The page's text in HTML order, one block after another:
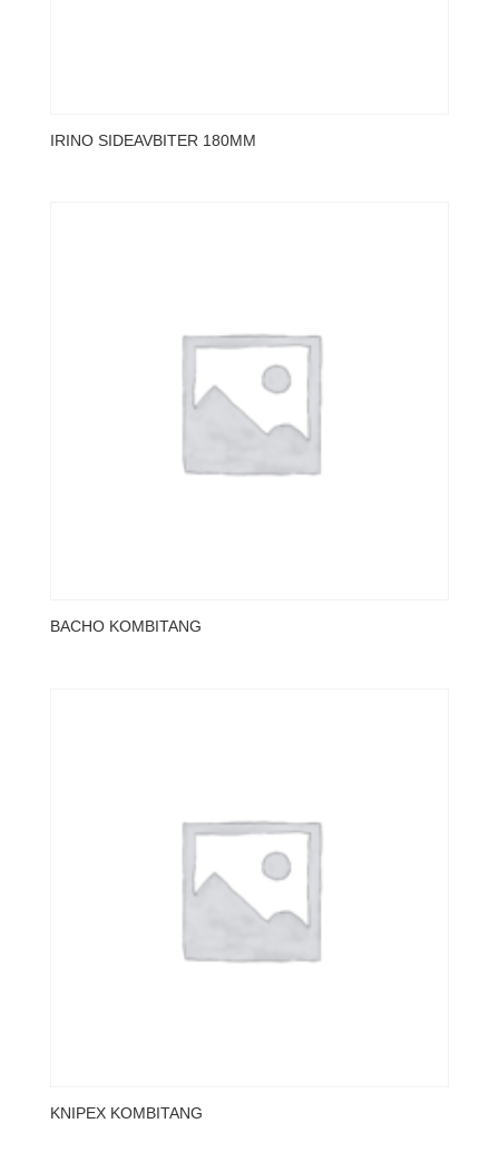
IRINO SIDEAVBITER 180MM
BACHO KOMBITANG
KNIPEX KOMBITANG